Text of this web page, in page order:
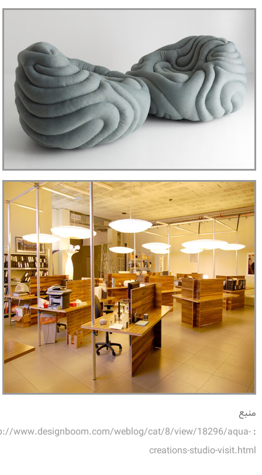
منبع
:
www.designboom.com/weblog/cat/8/view/18296/aqua-
creations-studio-visit.html